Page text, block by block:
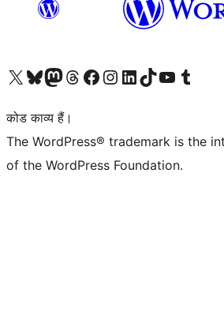
Visit our X (formerly Twitter) account
हमारे बलुस्की खाते पर जाएँVisit our Mastodon account
हमारे थ्रेड्स अकाउंट पर जाएंहमारे फेसबुक पेज पर जाएँहमारे इंस्टाग्राम अकाउंट पर जाएंहमारे लिंक्डइन खाते पर जाएँहमारे टिकटॉक खाते पर जाएँहमारे यूट्यूब चैनल पर जाएंहमारे Tumblr खाते पर जाएँ
कोड काव्य हैं।
The WordPress® trademark is the
of the WordPress Foundation.